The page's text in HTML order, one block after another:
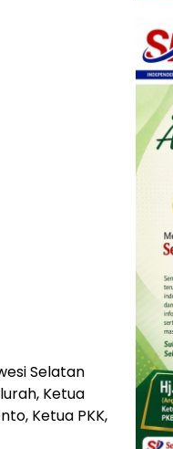
Selatan
Ketua
Ketua PKK,